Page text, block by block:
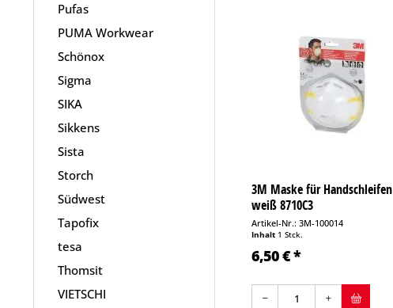
Pufas
PUMA Workwear
Schönox
Sigma
SIKA
Sikkens
Sista
Storch
Südwest
Tapofix
tesa
Thomsit
VIETSCHI
3M Maske für Handschleifen
weiß 8710C3
Artikel-Nr.: 3M-100014
Inhalt 1 Stck.
6,50 € *